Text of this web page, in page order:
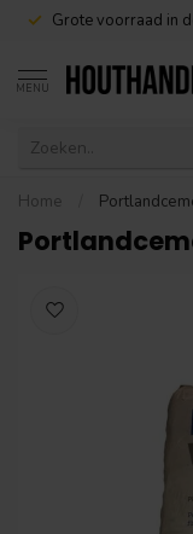
Grote voorraad in
MENU
Home